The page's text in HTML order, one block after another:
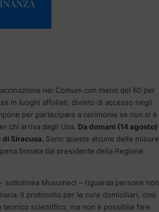
nei Comuni con meno del 60 per
in luoghi affollati, divieto di accesso negli
per partecipare a cerimonie se non si è
chi arriva dagli Usa. Da domani (14 agosto)
di Siracusa. Sono queste alcune delle misure
firmata dal presidente della Regione
sottolinea Musumeci – riguarda persone non
Il protocollo per le cure domiciliari, così
tecnico scientifico, ma non è possibile fare